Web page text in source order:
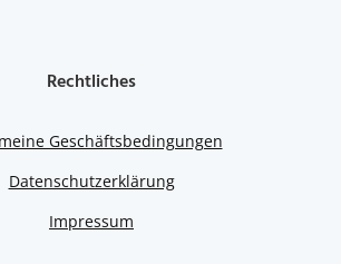
Rechtliches
Geschäftsbedingungen
Datenschutzerklärung
Impressum